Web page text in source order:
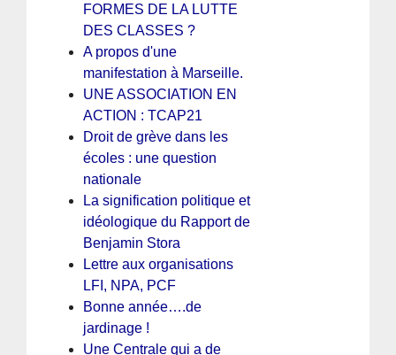
FORMES DE LA LUTTE
DES CLASSES ?
A propos d'une
manifestation à Marseille.
UNE ASSOCIATION EN
ACTION : TCAP21
Droit de grève dans les
écoles : une question
nationale
La signification politique et
idéologique du Rapport de
Benjamin Stora
Lettre aux organisations
LFI, NPA, PCF
Bonne année….de
jardinage !
Une Centrale qui a de